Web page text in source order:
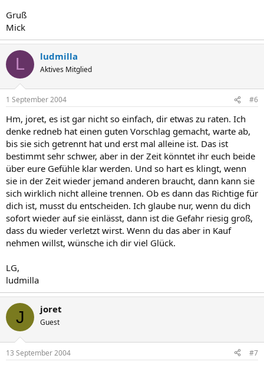
Gruß
Mick
L ludmilla
Aktives Mitglied
1 September 2004 #6
Hm, joret, es ist gar nicht so einfach, dir etwas zu raten. Ich
denke redneb hat einen guten Vorschlag gemacht, warte ab,
bis sie sich getrennt hat und erst mal alleine ist. Das ist
bestimmt sehr schwer, aber in der Zeit könntet ihr euch beide
über eure Gefühle klar werden. Und so hart es klingt, wenn
sie in der Zeit wieder jemand anderen braucht, dann kann sie
sich wirklich nicht alleine trennen. Ob es dann das Richtige für
dich ist, musst du entscheiden. Ich glaube nur, wenn du dich
sofort wieder auf sie einlässt, dann ist die Gefahr riesig groß,
dass du wieder verletzt wirst. Wenn du das aber in Kauf
nehmen willst, wünsche ich dir viel Glück.
LG,
ludmilla
J joret
Guest
13 September 2004 #7